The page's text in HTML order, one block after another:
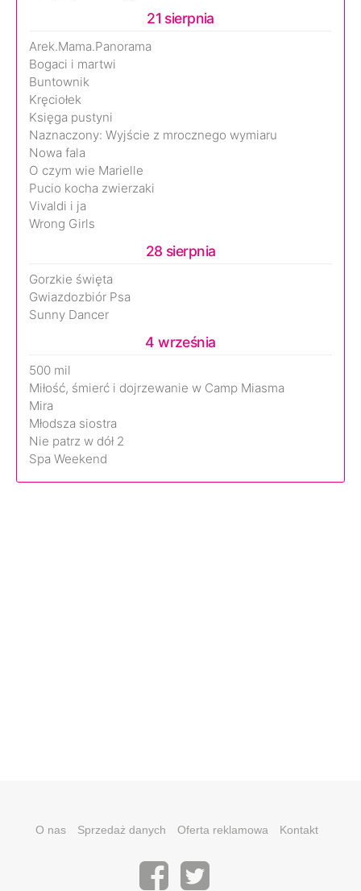
21 sierpnia
Arek.Mama.Panorama
Bogaci i martwi
Buntownik
Kręciołek
Księga pustyni
Naznaczony: Wyjście z mrocznego wymiaru
Nowa fala
O czym wie Marielle
Pucio kocha zwierzaki
Vivaldi i ja
Wrong Girls
28 sierpnia
Gorzkie święta
Gwiazdozbiór Psa
Sunny Dancer
4 września
500 mil
Miłość, śmierć i dojrzewanie w Camp Miasma
Mira
Młodsza siostra
Nie patrz w dół 2
Spa Weekend
O nas Sprzedaż danych Oferta reklamowa Kontakt